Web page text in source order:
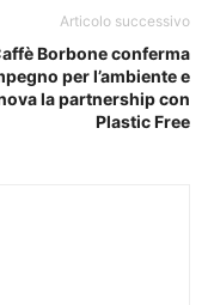
Articolo successivo
Borbone conferma
per l’ambiente e
la partnership con
Plastic Free